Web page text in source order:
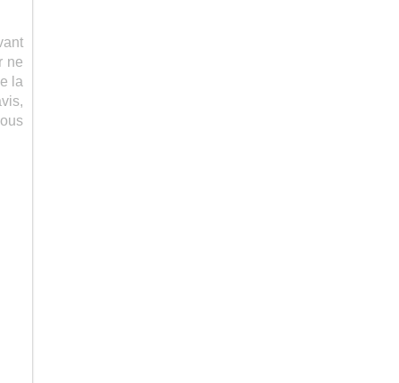
ne
la